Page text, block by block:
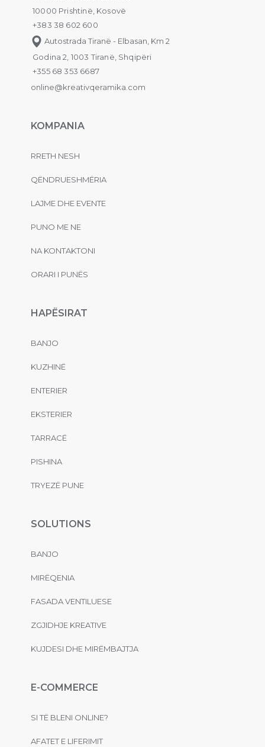
10000 Prishtinë, Kosovë
+383 38 602 600
Autostrada Tiranë - Elbasan, Km 2
Godina 2, 1003 Tiranë, Shqipëri
+355 68 353 6687
online@kreativqeramika.com
KOMPANIA
RRETH NESH
QËNDRUESHMËRIA
LAJME DHE EVENTE
PUNO ME NE
NA KONTAKTONI
ORARI I PUNËS
HAPËSIRAT
BANJO
KUZHINË
ENTERIER
EKSTERIER
TARRACË
PISHINA
TRYEZË PUNE
SOLUTIONS
BANJO
MIRËQENIA
FASADA VENTILUESE
ZGJIDHJE KREATIVE
KUJDESI DHE MIRËMBAJTJA
E-COMMERCE
SI TË BLENI ONLINE?
AFATET E LIFERIMIT